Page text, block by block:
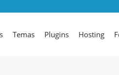
Temas Plugins Hosting